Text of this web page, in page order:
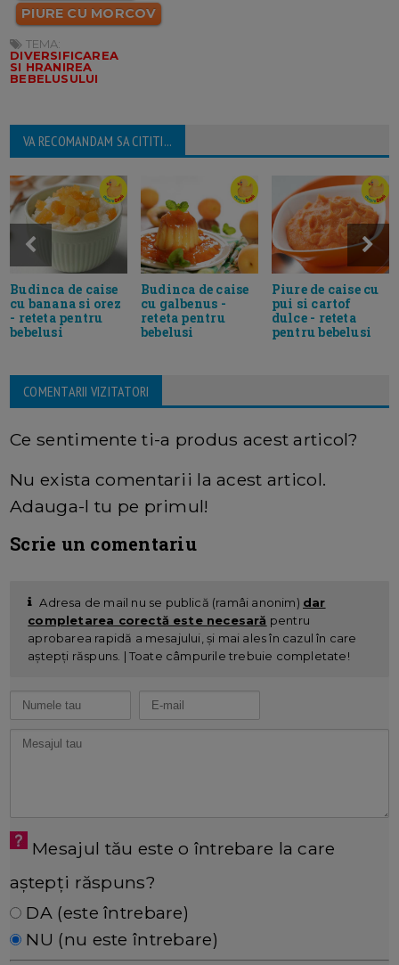
PIURE CU MORCOV
TEMA:
DIVERSIFICAREA
SI HRANIREA
BEBELUSULUI
VA RECOMANDAM SA CITITI...
Budinca de caise
cu banana si orez
- reteta pentru
bebelusi
Budinca de caise
cu galbenus -
reteta pentru
bebelusi
Piure de caise cu
pui si cartof
dulce - reteta
pentru bebelusi
COMENTARII VIZITATORI
Ce sentimente ti-a produs acest articol?
Nu exista comentarii la acest articol.
Adauga-l tu pe primul!
Scrie un comentariu
Adresa de mail nu se publică (ramâi anonim) dar
completarea corectă este necesară pentru
aprobarea rapidă a mesajului, și mai ales în cazul în care
aștepți răspuns. | Toate câmpurile trebuie completate!
Mesajul tău este o întrebare la care
aștepți răspuns?
DA (este întrebare)
NU (nu este întrebare)